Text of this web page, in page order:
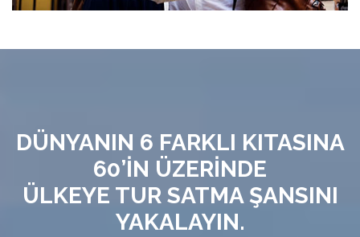
DÜNYANIN 6 FARKLI KITASINA
60’İN ÜZERİNDE
ÜLKEYE TUR SATMA ŞANSINI
YAKALAYIN.